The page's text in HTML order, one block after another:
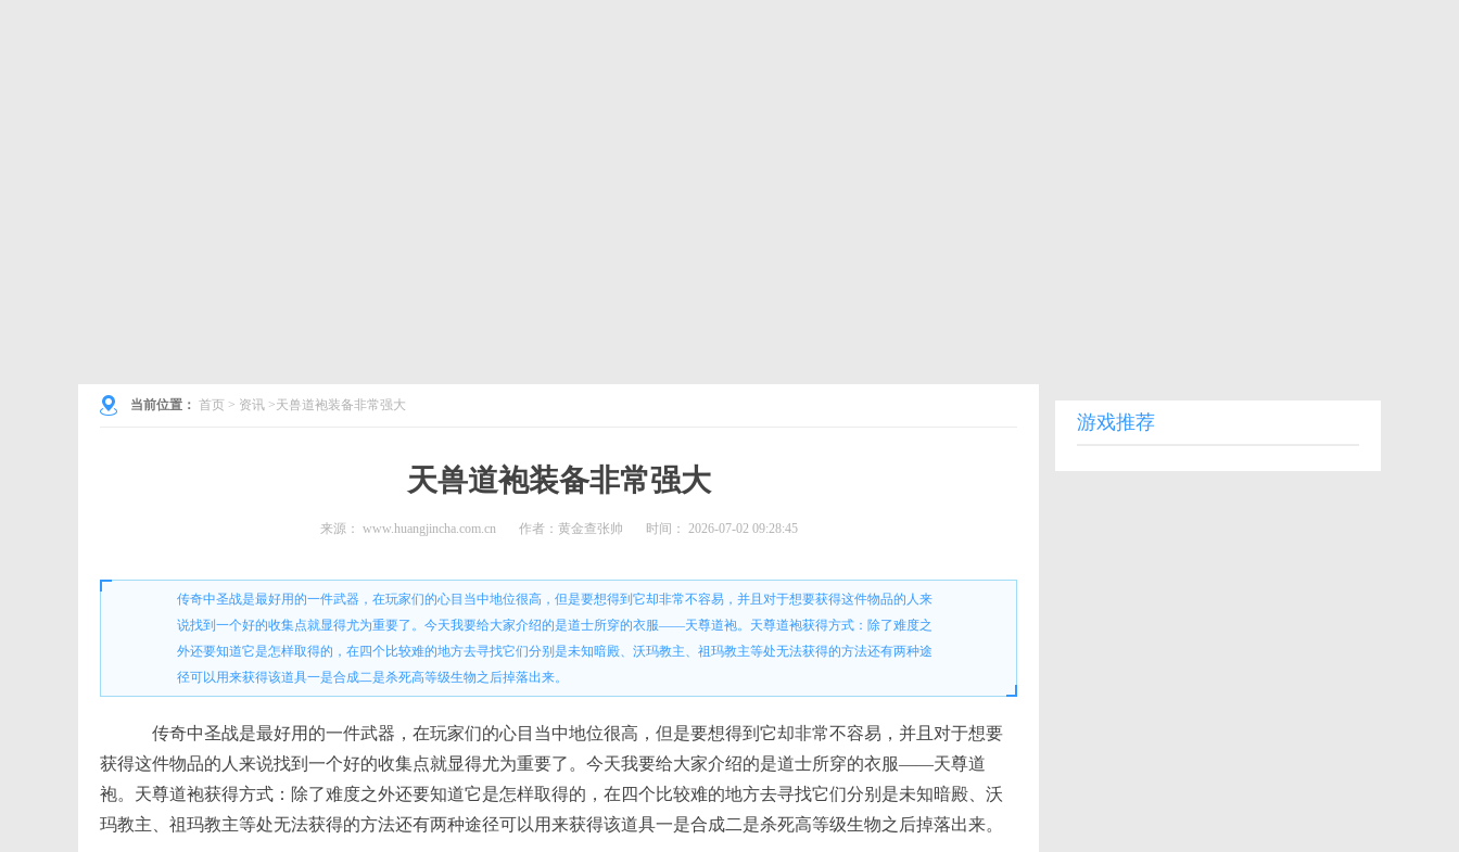
当前位置： 首页 > 资讯 >天兽道袍装备非常强大
天兽道袍装备非常强大
来源： www.huangjincha.com.cn 作者：黄金查张帅 时间： 2026-07-02 09:28:45
传奇中圣战是最好用的一件武器，在玩家们的心目当中地位很高，但是要想得到它却非常不容易，并且对于想要获得这件物品的人来
说找到一个好的收集点就显得尤为重要了。今天我要给大家介绍的是道士所穿的衣服——天尊道袍。天尊道袍获得方式：除了难度之
外还要知道它是怎样取得的，在四个比较难的地方去寻找它们分别是未知暗殿、沃玛教主、祖玛教主等处无法获得的方法还有两种途
径可以用来获得该道具一是合成二是杀死高等级生物之后掉落出来。
传奇中圣战是最好用的一件武器，在玩家们的心目当中地位很高，但是要想得到它却非常不容易，并且对于想要
获得这件物品的人来说找到一个好的收集点就显得尤为重要了。今天我要给大家介绍的是道士所穿的衣服——天尊道
袍。天尊道袍获得方式：除了难度之外还要知道它是怎样取得的，在四个比较难的地方去寻找它们分别是未知暗殿、沃
玛教主、祖玛教主等处无法获得的方法还有两种途径可以用来获得该道具一是合成二是杀死高等级生物之后掉落出来。
游戏推荐